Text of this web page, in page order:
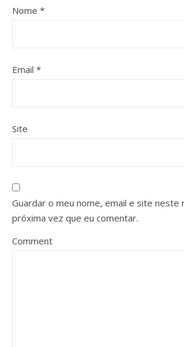
Nome *
Email *
Site
Guardar o meu nome, email e site neste
próxima vez que eu comentar.
Comment